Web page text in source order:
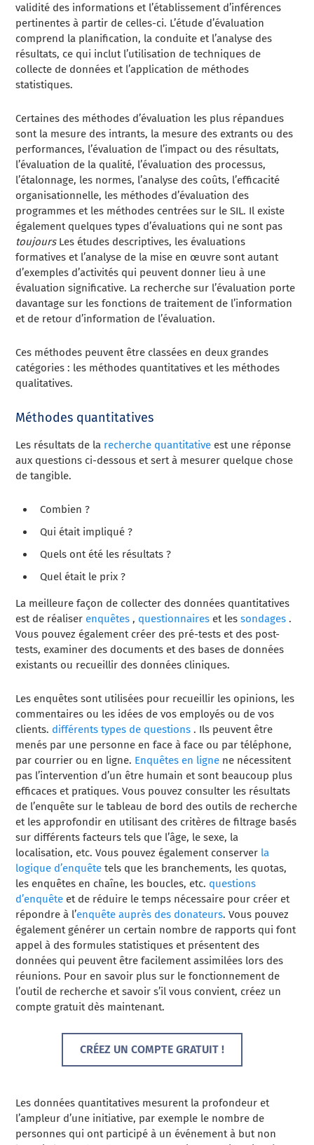
validité des informations et l’établissement d’inférences
pertinentes à partir de celles-ci. L’étude d’évaluation
comprend la planification, la conduite et l’analyse des
résultats, ce qui inclut l’utilisation de techniques de
collecte de données et l’application de méthodes
statistiques.
Certaines des méthodes d’évaluation les plus répandues
sont la mesure des intrants, la mesure des extrants ou des
performances, l’évaluation de l’impact ou des résultats,
l’évaluation de la qualité, l’évaluation des processus,
l’étalonnage, les normes, l’analyse des coûts, l’efficacité
organisationnelle, les méthodes d’évaluation des
programmes et les méthodes centrées sur le SIL. Il existe
également quelques types d’évaluations qui ne sont pas
toujours Les études descriptives, les évaluations
formatives et l’analyse de la mise en œuvre sont autant
d’exemples d’activités qui peuvent donner lieu à une
évaluation significative. La recherche sur l’évaluation porte
davantage sur les fonctions de traitement de l’information
et de retour d’information de l’évaluation.
Ces méthodes peuvent être classées en deux grandes
catégories : les méthodes quantitatives et les méthodes
qualitatives.
Méthodes quantitatives
Les résultats de la recherche quantitative est une réponse
aux questions ci-dessous et sert à mesurer quelque chose
de tangible.
Combien ?
Qui était impliqué ?
Quels ont été les résultats ?
Quel était le prix ?
La meilleure façon de collecter des données quantitatives
est de réaliser enquêtes , questionnaires et lessondages .
Vous pouvez également créer des pré-tests et des post-
tests, examiner des documents et des bases de données
existants ou recueillir des données cliniques.
Les enquêtes sont utilisées pour recueillir les opinions, les
commentaires ou les idées de vos employés ou de vos
clients. différents types de questions . Ils peuvent être
menés par une personne en face à face ou par téléphone,
par courrier ou en ligne. Enquêtes en ligne ne nécessitent
pas l’intervention d’un être humain et sont beaucoup plus
efficaces et pratiques. Vous pouvez consulter les résultats
de l’enquête sur le tableau de bord des outils de recherche
et les approfondir en utilisant des critères de filtrage basés
sur différents facteurs tels que l’âge, le sexe, la
localisation, etc. Vous pouvez également conserver la
logique d’enquête tels que les branchements, les quotas,
les enquêtes en chaîne, les boucles, etc. questions
d’enquête et de réduire le temps nécessaire pour créer et
répondre à l’enquête auprès des donateurs. Vous pouvez
également générer un certain nombre de rapports qui font
appel à des formules statistiques et présentent des
données qui peuvent être facilement assimilées lors des
réunions. Pour en savoir plus sur le fonctionnement de
l’outil de recherche et savoir s’il vous convient, créez un
compte gratuit dès maintenant.
CRÉEZ UN COMPTE GRATUIT !
Les données quantitatives mesurent la profondeur et
l’ampleur d’une initiative, par exemple le nombre de
personnes qui ont participé à un événement à but non